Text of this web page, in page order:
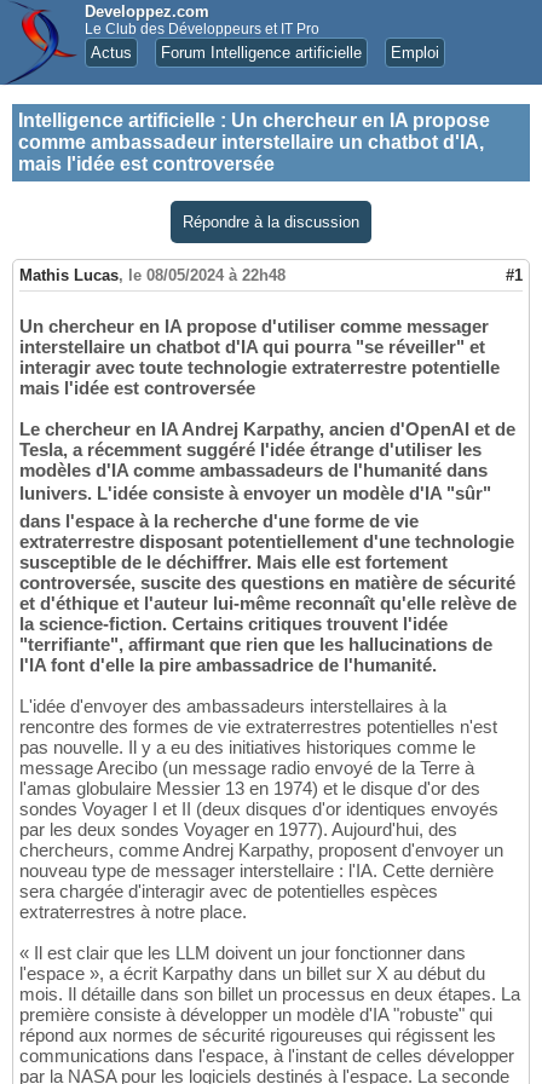
Developpez.com
Le Club des Développeurs et IT Pro
Actus Forum Intelligence artificielle Emploi
Intelligence artificielle : Un chercheur en IA propose
comme ambassadeur interstellaire un chatbot d'IA,
mais l'idée est controversée
Répondre à la discussion
Mathis Lucas, le 08/05/2024 à 22h48 #1
Un chercheur en IA propose d'utiliser comme messager
interstellaire un chatbot d'IA qui pourra "se réveiller" et
interagir avec toute technologie extraterrestre potentielle
mais l'idée est controversée
Le chercheur en IA Andrej Karpathy, ancien d'OpenAI et de
Tesla, a récemment suggéré l'idée étrange d'utiliser les
modèles d'IA comme ambassadeurs de l'humanité dans
lunivers. L'idée consiste à envoyer un modèle d'IA "sûr"
dans l'espace à la recherche d'une forme de vie
extraterrestre disposant potentiellement d'une technologie
susceptible de le déchiffrer. Mais elle est fortement
controversée, suscite des questions en matière de sécurité
et d'éthique et l'auteur lui-même reconnaît qu'elle relève de
la science-fiction. Certains critiques trouvent l'idée
"terrifiante", affirmant que rien que les hallucinations de
l'IA font d'elle la pire ambassadrice de l'humanité.
L'idée d'envoyer des ambassadeurs interstellaires à la
rencontre des formes de vie extraterrestres potentielles n'est
pas nouvelle. Il y a eu des initiatives historiques comme le
message Arecibo (un message radio envoyé de la Terre à
l'amas globulaire Messier 13 en 1974) et le disque d'or des
sondes Voyager I et II (deux disques d'or identiques envoyés
par les deux sondes Voyager en 1977). Aujourd'hui, des
chercheurs, comme Andrej Karpathy, proposent d'envoyer un
nouveau type de messager interstellaire : l'IA. Cette dernière
sera chargée d'interagir avec de potentielles espèces
extraterrestres à notre place.
« Il est clair que les LLM doivent un jour fonctionner dans
l'espace », a écrit Karpathy dans un billet sur X au début du
mois. Il détaille dans son billet un processus en deux étapes. La
première consiste à développer un modèle d'IA "robuste" qui
répond aux normes de sécurité rigoureuses qui régissent les
communications dans l'espace, à l'instant de celles développer
par la NASA pour les logiciels destinés à l'espace. La seconde